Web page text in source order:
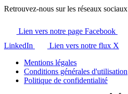
Retrouvez-nous sur les réseaux sociaux
Lien vers notre page Facebook
LinkedIn
Lien vers notre flux X
Mentions légales
Conditions générales d'utilisation
Politique de confidentialité